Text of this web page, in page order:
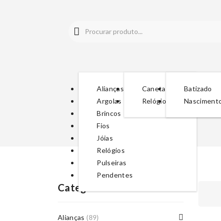
Alianças
Argolas
Brincos
Fios
Jóias
Relógios
Pulseiras
Pendentes
Canetas
Relógios
Batizado
Categorias De Produto
Alianças (89)